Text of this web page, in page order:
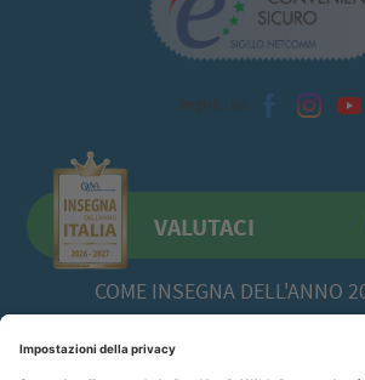
Seguici su
VALUTACI
COME INSEGNA DELL'ANNO